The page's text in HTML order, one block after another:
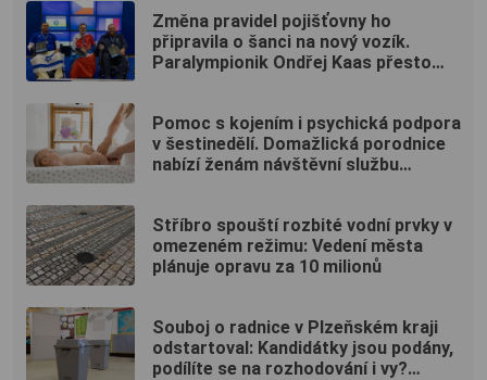
Změna pravidel pojišťovny ho
připravila o šanci na nový vozík.
Paralympionik Ondřej Kaas přesto
Pomoc s kojením i psychická podpora
v šestinedělí. Domažlická porodnice
nabízí ženám návštěvní službu
Stříbro spouští rozbité vodní prvky v
omezeném režimu: Vedení města
plánuje opravu za 10 milionů
Souboj o radnice v Plzeňském kraji
odstartoval: Kandidátky jsou podány,
podílíte se na rozhodování i vy?